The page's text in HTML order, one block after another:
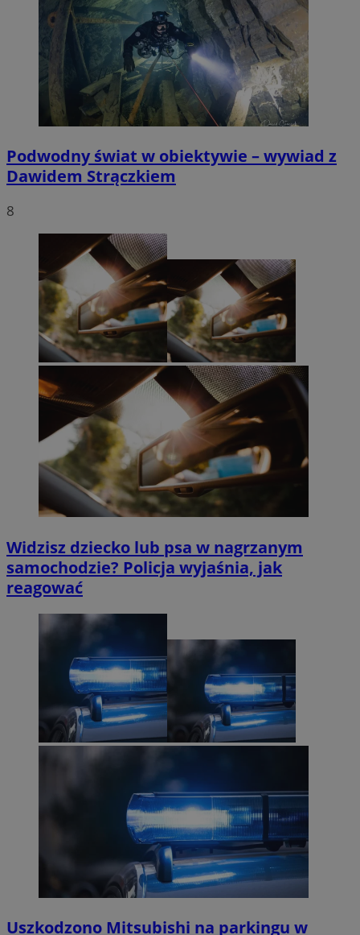
Podwodny świat w obiektywie – wywiad z
Dawidem Strączkiem
8
Widzisz dziecko lub psa w nagrzanym
samochodzie? Policja wyjaśnia, jak
reagować
Uszkodzono Mitsubishi na parkingu w